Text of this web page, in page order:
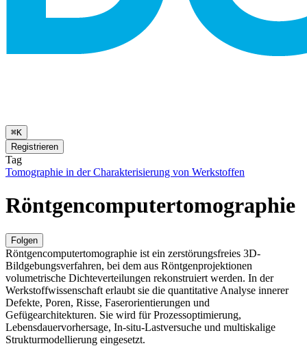
⌘K
Registrieren
Tag
Tomographie in der Charakterisierung von Werkstoffen
Röntgencomputertomographie
Folgen
Röntgencomputertomographie ist ein zerstörungsfreies 3D-
Bildgebungsverfahren, bei dem aus Röntgenprojektionen
volumetrische Dichteverteilungen rekonstruiert werden. In der
Werkstoffwissenschaft erlaubt sie die quantitative Analyse innerer
Defekte, Poren, Risse, Faserorientierungen und
Gefügearchitekturen. Sie wird für Prozessoptimierung,
Lebensdauervorhersage, In-situ-Lastversuche und multiskalige
Strukturmodellierung eingesetzt.